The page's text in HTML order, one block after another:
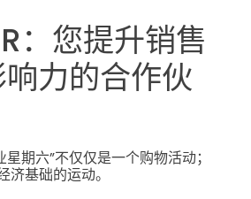
：您提升销售
力的合作伙
期六”不仅仅是一个购物活动；
济基础的运动。